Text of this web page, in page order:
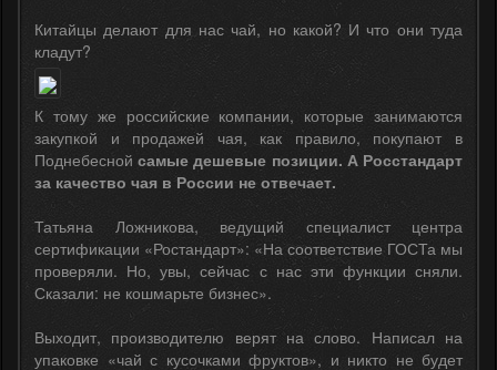
Китайцы делают для нас чай, но какой? И что они туда
кладут?
К тому же российские компании, которые занимаются
закупкой и продажей чая, как правило, покупают в
Поднебеснойсамые дешевые позиции. А Росстандарт
за качество чая в России не отвечает.
Татьяна Ложникова, ведущий специалист центра
сертификации «Ростандарт»: «На соответствие ГОСТа мы
проверяли. Но, увы, сейчас с нас эти функции сняли.
Сказали: не кошмарьте бизнес».
Выходит, производителю верят на слово. Написал на
упаковке «чай с кусочками фруктов», и никто не будет